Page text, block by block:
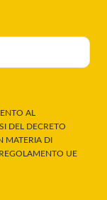
AL
DEL DECRETO
MATERIA DI
UE